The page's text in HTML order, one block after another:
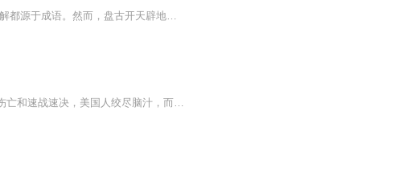
开天辟地，女娲补天，大禹治水，后羿射日……曾经，我们对神话甚至历史的了解都源于成语。然而，盘古开天辟地后去了哪里？天为何会漏？大禹治水有什么背景？射日的英雄过得好吗？……这些神从何而来，去往何处？神与神之间又有什么渊源？
1944年6月的菲律宾海战役后，盟军在太平洋战争中占据了绝对主动。为了减少伤亡和速战速决，美国人绞尽脑汁，而日军考虑的却只是如何“光荣赴死”。从莱特湾海战起，日军开始实行各种形式的“万岁冲锋”。无论是“神风”特攻队，还是海上巨无霸“武藏号”和...